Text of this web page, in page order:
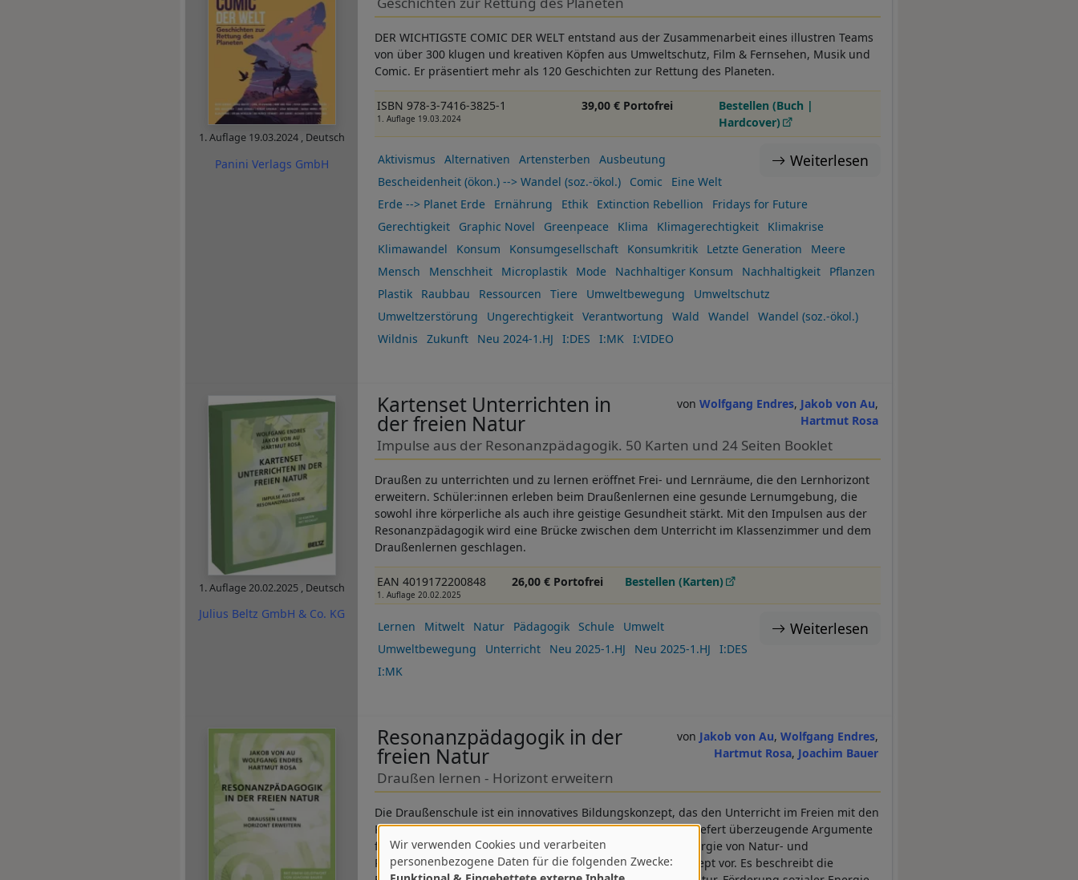
1. Auflage 19.03.2024 , Deutsch
Panini Verlags GmbH
DER WICHTIGSTE COMIC DER WELT entstand aus der Zusammenarbeit eines illustren Teams
von über 300 klugen und kreativen Köpfen aus Umweltschutz, Film & Fernsehen, Musik und
Comic. Er präsentiert mehr als 120 Geschichten zur Rettung des Planeten.
ISBN 978-3-7416-3825-1
1. Auflage 19.03.2024
39,00 € Portofrei
Bestellen (Buch |
Hardcover)
Weiterlesen
Aktivismus Alternativen Artensterben
Ausbeutung
Bescheidenheit (ökon.) --> Wandel (soz.-ökol.)
Comic
Eine Welt
Erde --> Planet Erde
Ernährung Ethik Extinction Rebellion
Fridays for Future
Gerechtigkeit
Graphic Novel Greenpeace Klima Klimagerechtigkeit
Klimakrise
Klimawandel
Konsum Konsumgesellschaft Konsumkritik Letzte Generation
Meere
Mensch
Menschheit Microplastik Mode Nachhaltiger Konsum Nachhaltigkeit
Pflanzen
Plastik
Raubbau Ressourcen Tiere Umweltbewegung
Umweltschutz
Umweltzerstörung
Ungerechtigkeit Verantwortung Wald Wandel
Wandel (soz.-ökol.)
Wildnis
Zukunft Neu 2024-1.HJ I:DES I:MK I:VIDEO
1. Auflage20.02.2025 , Deutsch
Julius Beltz GmbH & Co. KG
Wolfgang Endres Jakob von Au
Hartmut Rosa
Kartenset Unterrichten in
der freien Natur
Impulse aus der Resonanzpädagogik. 50 Karten und 24 Seiten Booklet
Draußen zu unterrichten und zu lernen eröffnet Frei- und Lernräume, die den Lernhorizont
erweitern. Schüler:innen erleben beim Draußenlernen eine gesunde Lernumgebung, die
sowohl ihre körperliche als auch ihre geistige Gesundheit stärkt. Mit den Impulsen aus der
Resonanzpädagogik wird eine Brücke zwischen dem Unterricht im Klassenzimmer und dem
Draußenlernen geschlagen.
EAN 4019172200848
1. Auflage 20.02.2025
26,00 € Portofrei Bestellen (Karten)
Weiterlesen
Lernen Mitwelt Natur Pädagogik Schule
Umwelt
Umweltbewegung
Unterricht Neu 2025-1.HJ Neu 2025-1.HJ
I:DES
I:MK
Jakob von Au Wolfgang Endres
Hartmut Rosa Joachim Bauer
Resonanzpädagogik in der
freien Natur
Draußen lernen - Horizont erweitern
Die Draußenschule ist ein innovatives Bildungskonzept, das den Unterricht im Freien mit den
Prinzipien der Resonanzpädagogik verbindet. Dieses Buch liefert überzeugende Argumente
für die Neuausrichtung des Schulwesens und stellt die Synergie von Natur- und
Resonanzpädagogik als zukunftsweisendes Unterrichtskonzept vor. Es beschreibt die
Verwendung
Wir verwenden Cookies und verarbeiten
personenbezogene Daten für die folgenden Zwecke: